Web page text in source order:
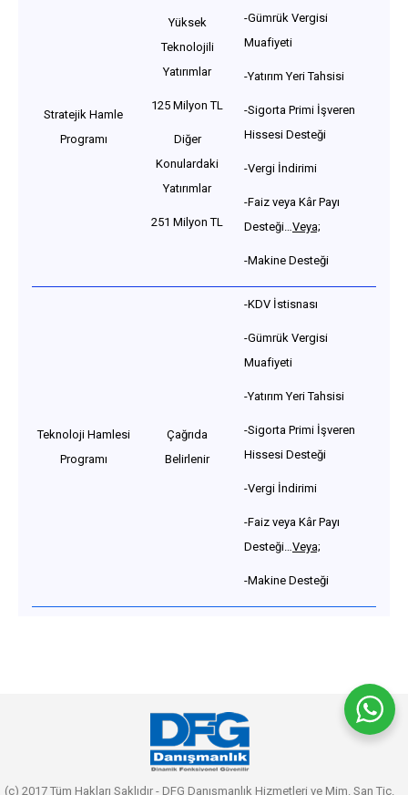
Stratejik Hamle
Programı
Yüksek
Teknolojili
Yatırımlar
125 Milyon TL
Diğer
Konulardaki
Yatırımlar
251 Milyon TL
-Gümrük Vergisi
Muafiyeti
-Yatırım Yeri Tahsisi
-Sigorta Primi İşveren
Hissesi Desteği
-Vergi İndirimi
-Faiz veya Kâr Payı
Desteği…Veya;
-Makine Desteği
Teknoloji Hamlesi
Programı
Çağrıda
Belirlenir
-KDV İstisnası
-Gümrük Vergisi
Muafiyeti
-Yatırım Yeri Tahsisi
-Sigorta Primi İşveren
Hissesi Desteği
-Vergi İndirimi
-Faiz veya Kâr Payı
Desteği…Veya;
-Makine Desteği
(c) 2017 Tüm Hakları Saklıdır - DFG Danışmanlık Hizmetleri ve Mim. San Tic.